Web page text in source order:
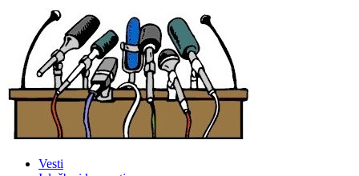
Vesti